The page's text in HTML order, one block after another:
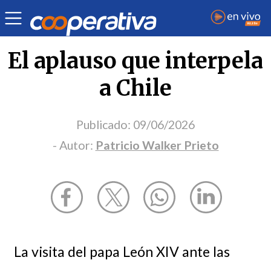
Opinión | Patricio Walker Prieto
El aplauso que interpela
a Chile
Publicado: 09/06/2026
- Autor: Patricio Walker Prieto
La visita del papa León XIV ante las